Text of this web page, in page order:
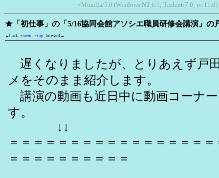
<Mozilla/5.0 (Windows NT 6.1; Trident/7.0;
★「初仕事」の「5/16協同会館アソシエ職員研修会講演」の
←back ↑menu ↑top forward→
遅くなりましたが、とりあえず戸
メをそのまま紹介します。
講演の動画も近日中に動画コーナ
す。
↓↓
＝＝＝＝＝＝＝＝＝＝＝＝＝＝＝＝
＝＝＝＝＝＝＝＝＝＝